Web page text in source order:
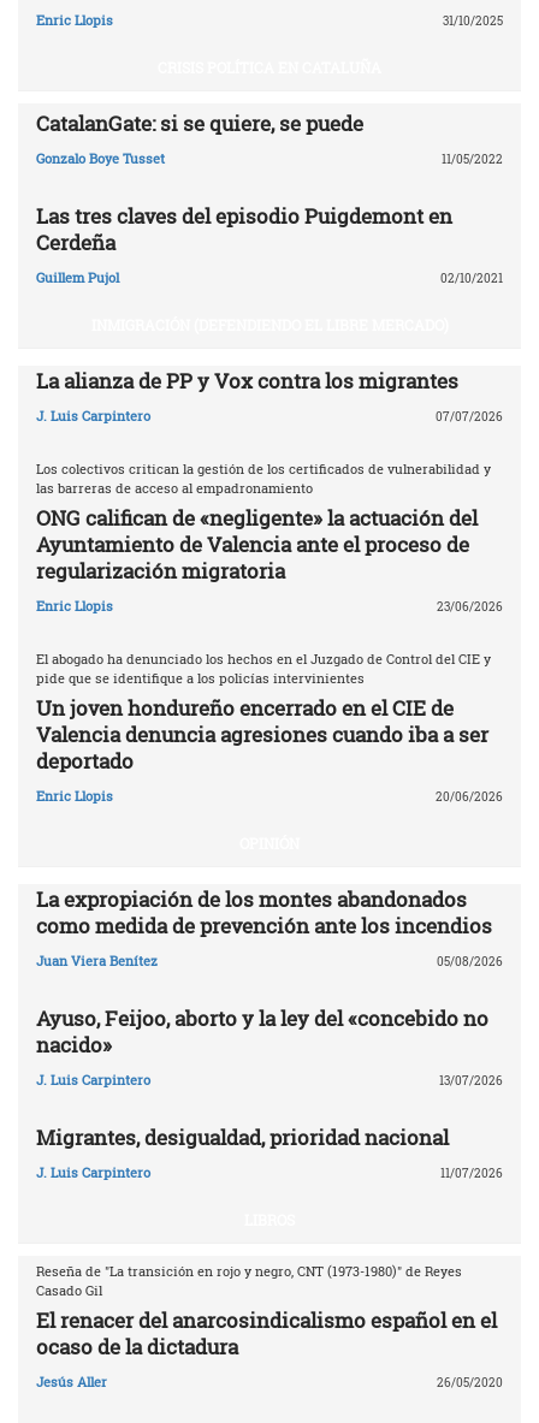
Enric Llopis 31/10/2025
CatalanGate: si se quiere, se puede
Gonzalo Boye Tusset 11/05/2022
Las tres claves del episodio Puigdemont en
Cerdeña
Guillem Pujol 02/10/2021
La alianza de PP y Vox contra los migrantes
J. Luis Carpintero 07/07/2026
Los colectivos critican la gestión de los certificados de vulnerabilidad y
las barreras de acceso al empadronamiento
ONG califican de «negligente» la actuación del
Ayuntamiento de Valencia ante el proceso de
regularización migratoria
Enric Llopis 23/06/2026
El abogado ha denunciado los hechos en el Juzgado de Control del CIE y
pide que se identifique a los policías intervinientes
Un joven hondureño encerrado en el CIE de
Valencia denuncia agresiones cuando iba a ser
deportado
Enric Llopis 20/06/2026
La expropiación de los montes abandonados
como medida de prevención ante los incendios
Juan Viera Benítez 05/08/2026
Ayuso, Feijoo, aborto y la ley del «concebido no
nacido»
J. Luis Carpintero 13/07/2026
Migrantes, desigualdad, prioridad nacional
J. Luis Carpintero 11/07/2026
Reseña de "La transición en rojo y negro, CNT (1973-1980)" de Reyes
Casado Gil
El renacer del anarcosindicalismo español en el
ocaso de la dictadura
Jesús Aller 26/05/2020